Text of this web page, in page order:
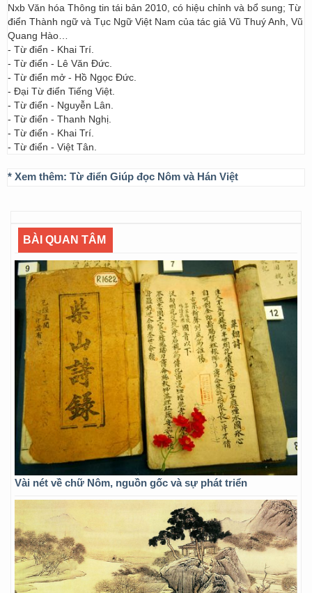
Nxb Văn hóa Thông tin tái bản 2010, có hiệu chỉnh và bổ sung; Từ
điển Thành ngữ và Tục Ngữ Việt Nam của tác giả Vũ Thuý Anh, Vũ
Quang Hào…
- Từ điển - Khai Trí.
- Từ điển - Lê Văn Đức.
- Từ điển mở - Hồ Ngọc Đức.
- Đại Từ điển Tiếng Việt.
- Từ điển - Nguyễn Lân.
- Từ điển - Thanh Nghị.
- Từ điển - Khai Trí.
- Từ điển - Việt Tân.
* Xem thêm: Từ điển Giúp đọc Nôm và Hán Việt
BÀI QUAN TÂM
Vài nét về chữ Nôm, nguồn gốc và sự phát triển